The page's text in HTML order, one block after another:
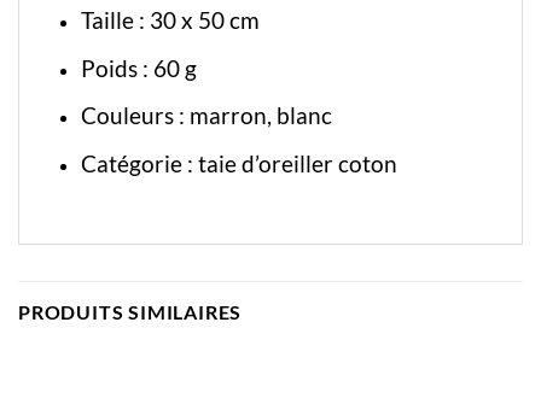
Taille : 30 x 50 cm
Poids : 60 g
Couleurs : marron, blanc
Catégorie : taie d’oreiller coton
PRODUITS SIMILAIRES